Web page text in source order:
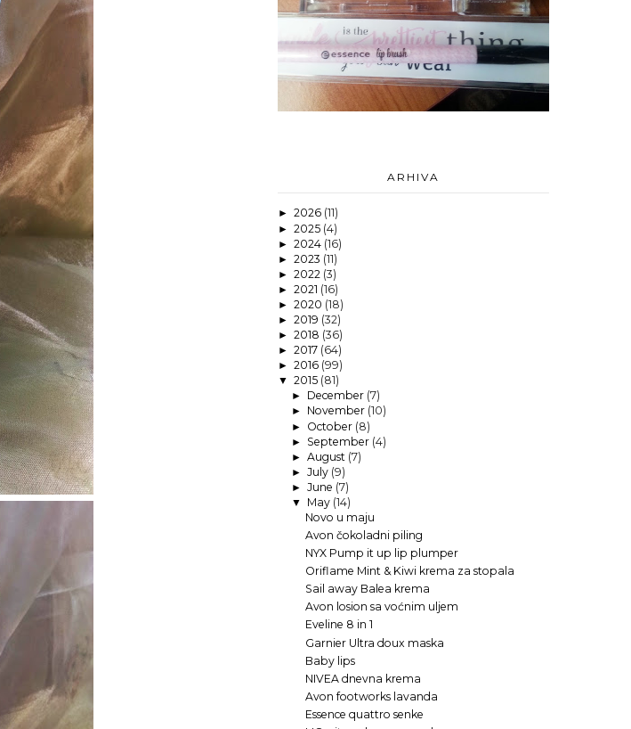
ARHIVA
► 2026 (11)
► 2025 (4)
► 2024 (16)
► 2023 (11)
► 2022 (3)
► 2021 (16)
► 2020 (18)
► 2019 (32)
► 2018 (36)
► 2017 (64)
► 2016 (99)
▼ 2015 (81)
► December (7)
► November (10)
► October (8)
► September (4)
► August (7)
► July (9)
► June (7)
▼ May (14)
Novo u maju
Avon čokoladni piling
NYX Pump it up lip plumper
Oriflame Mint & Kiwi krema za stopala
Sail away Balea krema
Avon losion sa voćnim uljem
Eveline 8 in 1
Garnier Ultra doux maska
Baby lips
NIVEA dnevna krema
Avon footworks lavanda
Essence quattro senke